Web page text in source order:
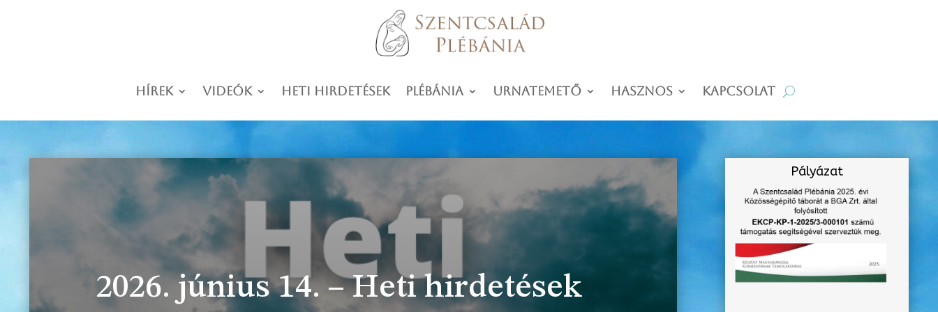
Hírek Videók Heti hirdetések Plébánia Urnatemető Hasznos Kapcsolat
2026. június 14. – Heti hirdetések
Pályázat